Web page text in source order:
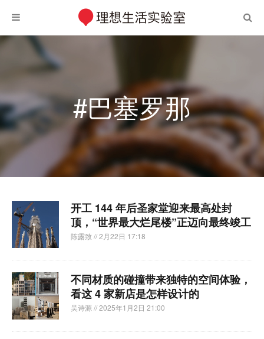
#巴塞罗那
​开工 144 年后圣家堂迎来最高处封
顶，“世界最大烂尾楼”正迈向最终竣工
陈露致// 2月22日 17:18
不同材质的碰撞带来独特的空间体验，
看这 4 家新店是怎样设计的
吴诗源 // 2025年1月2日 21:00